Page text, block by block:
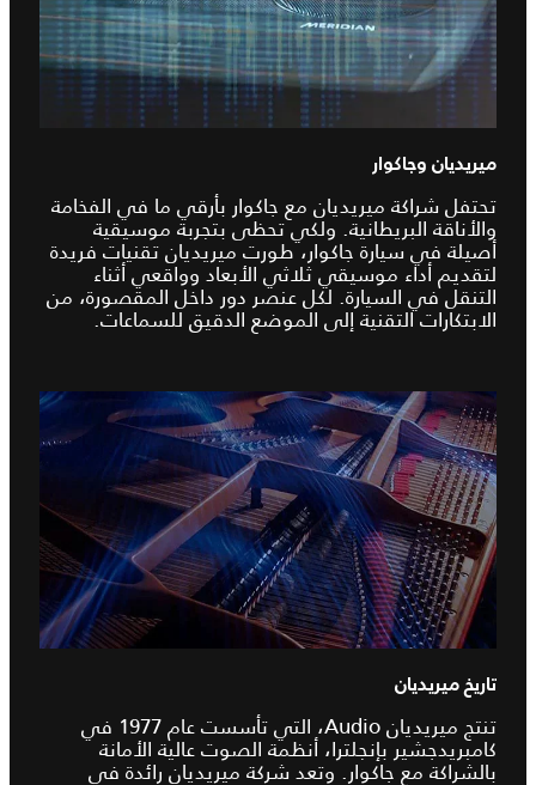
ميريديان وجاكوار
تحتفل شراكة ميريديان مع جاكوار بأرقي ما في الفخامة
والأناقة البريطانية. ولكي تحظى بتجربة موسيقية
أصيلة في سيارة جاكوار، طورت ميريديان تقنيات فريدة
لتقديم أداء موسيقي ثلاثي الأبعاد وواقعي أثناء
التنقل في السيارة. لكل عنصر دور داخل المقصورة، من
الابتكارات التقنية إلى الموضع الدقيق للسماعات.
تاريخ ميريديان
تنتج ميريديان Audio، التي تأسست عام 1977 في
كامبريدجشير بإنجلترا، أنظمة الصوت عالية الأمانة
بالشراكة مع جاكوار. وتعد شركة ميريديان رائدة في